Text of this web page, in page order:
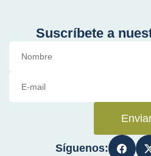
Suscríbete a
Síguenos: